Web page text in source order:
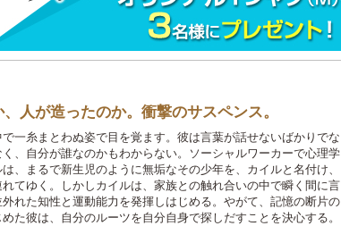
人が造ったのか。衝撃のサスペンス。
一糸まとわぬ姿で目を覚ます。彼は言葉が話せないばかりでな
く、自分が誰なのかもわからない。ソーシャルワーカーで心理学
、まるで新生児のように無垢なその少年を、カイルと名付け、
てゆく。しかしカイルは、家族との触れ合いの中で瞬く間に言
れた知性と運動能力を発揮しはじめる。やがて、記憶の断片の
た彼は、自分のルーツを自分自身で探しだすことを決心する。